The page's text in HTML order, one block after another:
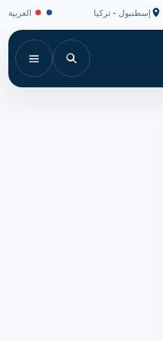
إسطنبول - تركيا العربية